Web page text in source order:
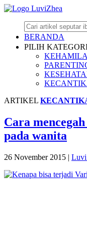
BERANDA
PILIH
ARTIKEL
Cara
pada wanita
26 November 2015 | Luvi